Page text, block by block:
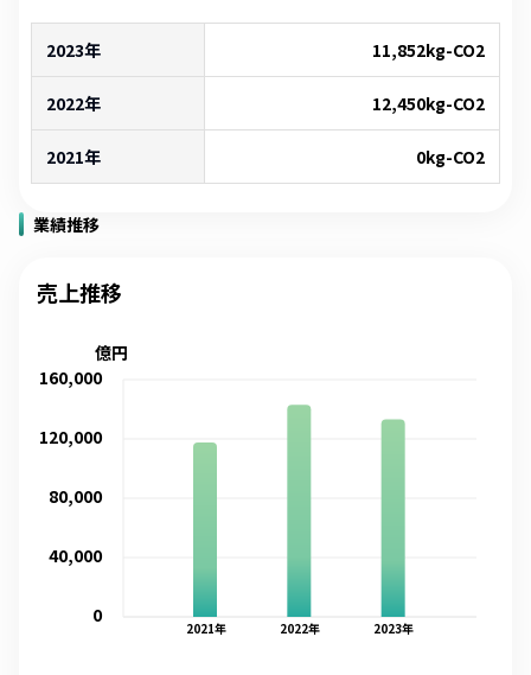
2023年 11,852kg-CO2
2022年 12,450kg-CO2
2021年 0kg-CO2
業績推移
売上推移
2021年 2022年 2023年
0
40,000
80,000
120,000
160,000
億円